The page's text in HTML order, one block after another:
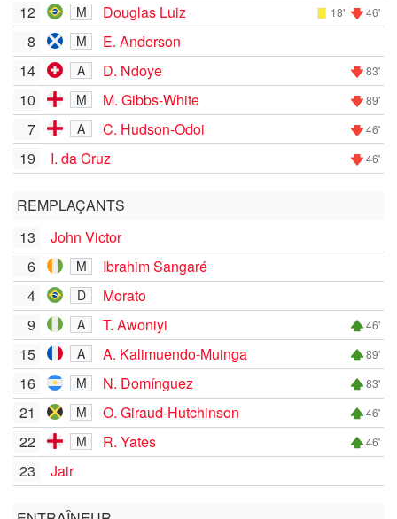
12
M Douglas Luiz 18' 46'
8 M
E. Anderson
14
A D. Ndoye 83'
10 M M. Gibbs-White 89'
7 A C. Hudson-Odoi 46'
19 I. da Cruz 46'
REMPLAÇANTS
13
John Victor
6
M
Ibrahim Sangaré
4
D
Morato
9
A T. Awoniyi 46'
15 A A. Kalimuendo-Muinga 89'
16 M N. Domínguez 83'
21 M O. Giraud-Hutchinson 46'
22 M R. Yates 46'
23 Jair